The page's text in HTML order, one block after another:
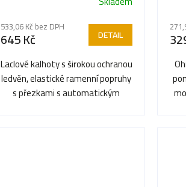
hodnocení
produktu
je
5,0
z
533,06 Kč bez DPH
645 Kč DETAIL
Laclové kalhoty s širokou ochranou
ledvěn, elastické ramenní popruhy
s přezkami s automatickým